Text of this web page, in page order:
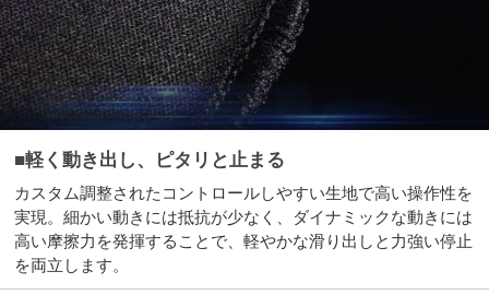
■軽く動き出し、ピタリと止まる
カスタム調整されたコントロールしやすい生地で高い操作性を
実現。細かい動きには抵抗が少なく、ダイナミックな動きには
高い摩擦力を発揮することで、軽やかな滑り出しと力強い停止
を両立します。